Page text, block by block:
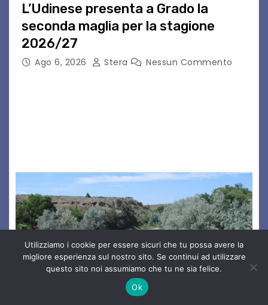
L’Udinese presenta a Grado la
seconda maglia per la stagione
2026/27
Ago 6, 2026 Stera Nessun Commento
Utilizziamo i cookie per essere sicuri che tu possa avere la
migliore esperienza sul nostro sito. Se continui ad utilizzare
questo sito noi assumiamo che tu ne sia felice.
Ok